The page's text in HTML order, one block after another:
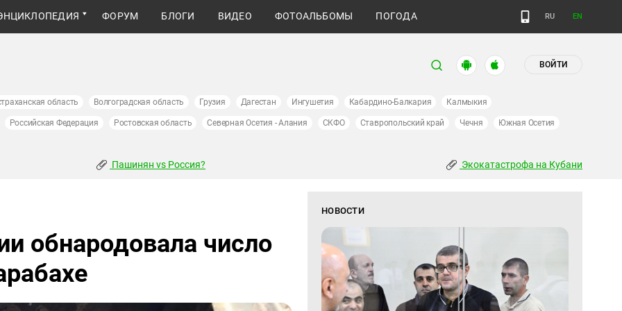
ФОРУМ БЛОГИ ВИДЕО ФОТОАЛЬБОМЫ ПОГОДА RU EN
ВОЙТИ
область Волгоградская область Грузия Дагестан Ингушетия Кабардино-Балкария Калмыкия
Российская Федерация Ростовская область Северная Осетия - Алания СКФО Ставропольский край Чечня Южная Осетия
Пашинян vs Россия? Экокатастрофа на Кубани
обнародовала число
НОВОСТИ